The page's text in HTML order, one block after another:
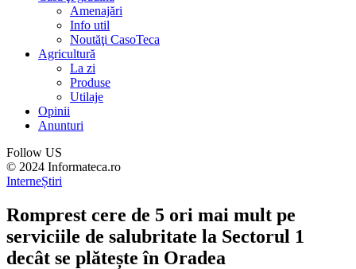
Amenajări
Info util
Noutăţi CasoTeca
Agricultură
La zi
Produse
Utilaje
Opinii
Anunturi
Follow US
© 2024 Informateca.ro
InterneȘtiri
Romprest cere de 5 ori mai mult pe
serviciile de salubritate la Sectorul 1
decât se plătește în Oradea